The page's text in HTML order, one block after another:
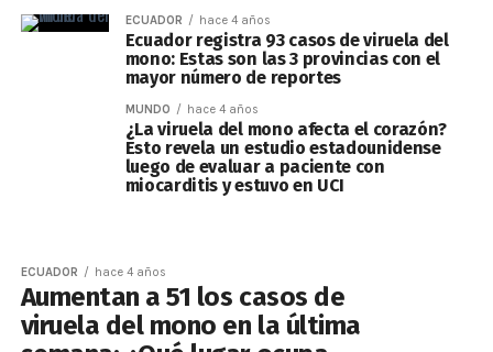
ECUADOR hace 4 años
Ecuador registra 93 casos de viruela del
mono: Estas son las 3 provincias con el
mayor número de reportes
MUNDO hace 4 años
¿La viruela del mono afecta el corazón?
Esto revela un estudio estadounidense
luego de evaluar a paciente con
miocarditis y estuvo en UCI
ECUADOR hace 4 años
Aumentan a 51 los casos de
viruela del mono en la última